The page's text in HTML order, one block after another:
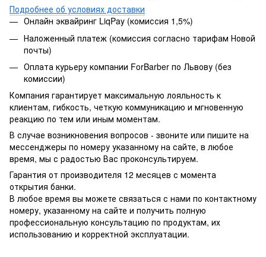
Подробнее об условиях доставки
Онлайн эквайринг LiqPay (комиссия 1,5%)
Наложенный платеж (комиссия согласно тарифам Новой
почты)
Оплата курьеру компании ForBarber по Львову (без
комиссии)
Компания гарантирует максимальную лояльность к
клиентам, гибкость, четкую коммуникацию и мгновенную
реакцию по тем или иным моментам.
В случае возникновения вопросов - звоните или пишите на
мессенджеры по номеру указанному на сайте, в любое
время, мы с радостью Вас проконсультируем.
Гарантия от производителя 12 месяцев с момента
открытия банки.
В любое время вы можете связаться с нами по контактному
номеру, указанному на сайте и получить полную
профессиональную консультацию по продуктам, их
использованию и корректной эксплуатации.